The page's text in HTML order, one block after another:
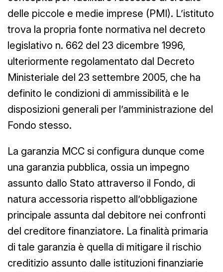
delle piccole e medie imprese (PMI). L’istituto
trova la propria fonte normativa nel decreto
legislativo n. 662 del 23 dicembre 1996,
ulteriormente regolamentato dal Decreto
Ministeriale del 23 settembre 2005, che ha
definito le condizioni di ammissibilità e le
disposizioni generali per l’amministrazione del
Fondo stesso.
La garanzia MCC si configura dunque come
una garanzia pubblica, ossia un impegno
assunto dallo Stato attraverso il Fondo, di
natura accessoria rispetto all’obbligazione
principale assunta dal debitore nei confronti
del creditore finanziatore. La finalità primaria
di tale garanzia è quella di mitigare il rischio
creditizio assunto dalle istituzioni finanziarie